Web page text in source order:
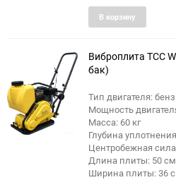
В корзину
Виброплита ТСС
бак)
Тип двигателя:
Мощность
Масса: 60 кг
Глубина
Центробежная
Длина плиты: 50 см
Ширина плиты: 36